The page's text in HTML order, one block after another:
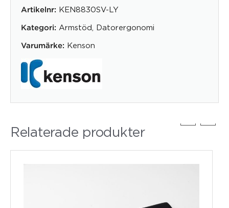
Artikelnr: KEN8830SV-LY
Kategori: Armstöd Datorergonomi
Varumärke: Kenson
Relaterade produkter